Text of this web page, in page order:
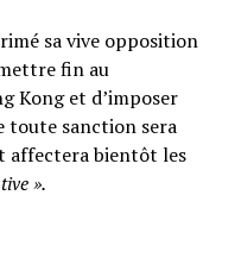
sa vive opposition
fin au
Kong et d’imposer
toute sanction sera
affectera bientôt les
».